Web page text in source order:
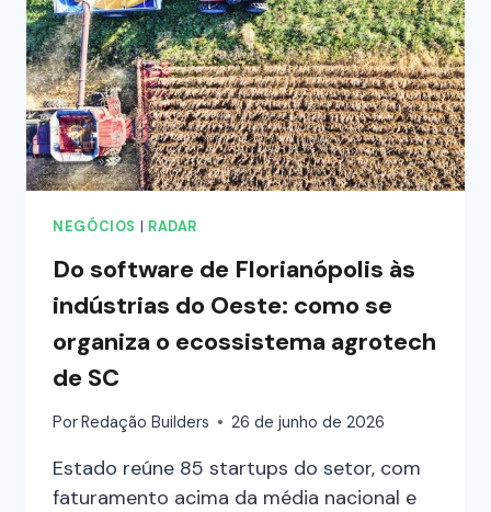
NEGÓCIOS RADAR
Do software de Florianópolis às
indústrias do Oeste: como se
organiza o ecossistema agrotech
de SC
PorRedação Builders 26 de junho de 2026
Estado reúne 85 startups do setor, com
faturamento acima da média nacional e